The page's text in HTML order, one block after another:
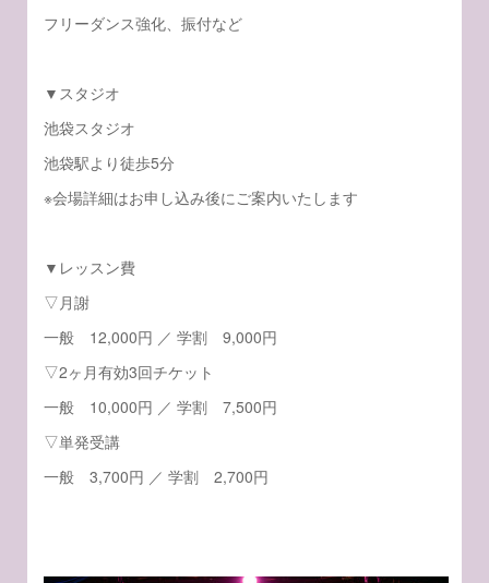
フリーダンス強化、振付など
▼スタジオ
池袋スタジオ
池袋駅より徒歩5分
※会場詳細はお申し込み後にご案内いたします
▼レッスン費
▽月謝
一般 12,000円 ／ 学割 9,000円
▽2ヶ月有効3回チケット
一般 10,000円 ／ 学割 7,500円
▽単発受講
一般 3,700円 ／ 学割 2,700円